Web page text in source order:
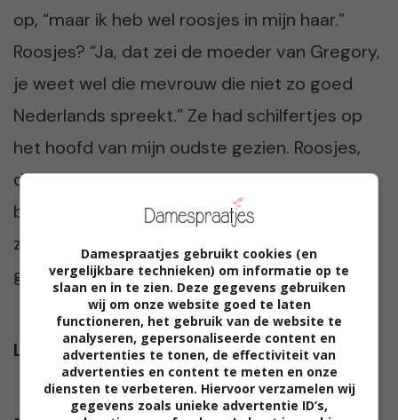
op, “maar ik heb wel roosjes in mijn haar.”
Roosjes? “Ja, dat zei de moeder van Gregory,
je weet wel die mevrouw die niet zo goed
Nederlands spreekt.” Ze had schilfertjes op
het hoofd van mijn oudste gezien. Roosjes,
die moet je vooral niet met grof geschut
bestrijden. Toch wel enigszins opgelucht
zette ik de mayo weer terug. We waren weer
goed weggekomen…
Lees ook:
Damespraatjes gebruikt cookies (en
vergelijkbare technieken) om informatie op te
slaan en in te zien. Deze gegevens gebruiken
wij om onze website goed te laten
functioneren, het gebruik van de website te
analyseren, gepersonaliseerde content en
advertenties te tonen, de effectiviteit van
advertenties en content te meten en onze
diensten te verbeteren. Hiervoor verzamelen wij
gegevens zoals unieke advertentie ID’s,